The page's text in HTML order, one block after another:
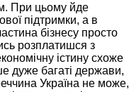
При цьому йде
підтримки, а в
бізнесу просто
розплатишся з
істину схоже
дуже багаті держави,
Україна не може,